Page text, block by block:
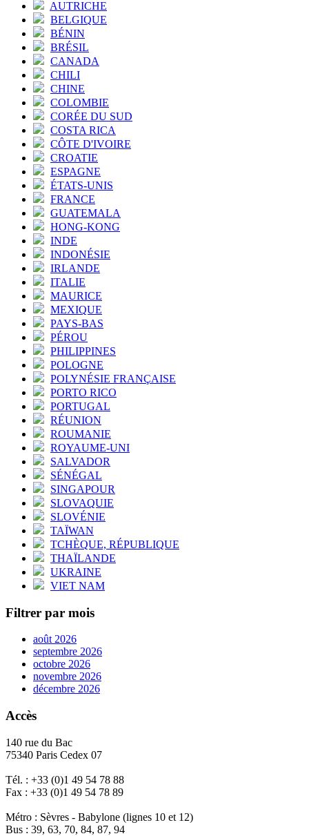
AUTRICHE
BELGIQUE
BÉNIN
BRÉSIL
CANADA
CHILI
CHINE
COLOMBIE
CORÉE DU SUD
COSTA RICA
CÔTE D'IVOIRE
CROATIE
ESPAGNE
ÉTATS-UNIS
FRANCE
GUATEMALA
HONG-KONG
INDE
INDONÉSIE
IRLANDE
ITALIE
MAURICE
MEXIQUE
PAYS-BAS
PÉROU
PHILIPPINES
POLOGNE
POLYNÉSIE FRANÇAISE
PORTO RICO
PORTUGAL
RÉUNION
ROUMANIE
ROYAUME-UNI
SALVADOR
SÉNÉGAL
SINGAPOUR
SLOVAQUIE
SLOVÉNIE
TAÏWAN
TCHÈQUE, RÉPUBLIQUE
THAÏLANDE
UKRAINE
VIET NAM
Filtrer par mois
août 2026
septembre 2026
octobre 2026
novembre 2026
décembre 2026
Accès
140 rue du Bac
75340 Paris Cedex 07
Tél. : +33 (0)1 49 54 78 88
Fax : +33 (0)1 49 54 78 89
Métro : Sèvres - Babylone (lignes 10 et 12)
Bus : 39, 63, 70, 84, 87, 94